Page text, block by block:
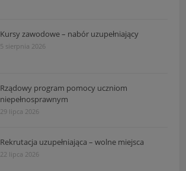
Kursy zawodowe – nabór uzupełniający
5 sierpnia 2026
Rządowy program pomocy uczniom
niepełnosprawnym
29 lipca 2026
Rekrutacja uzupełniająca – wolne miejsca
22 lipca 2026